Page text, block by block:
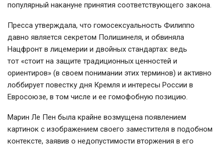
популярный накануне принятия соответствующего закона.
Пресса утверждала, что гомосексуальность Филиппо
давно является секретом Полишинеля, и обвиняла
Нацфронт в лицемерии и двойных стандартах: ведь
тот «стоит на защите традиционных ценностей и
ориентиров» (в своем понимании этих терминов) и активно
лоббирует повестку дня Кремля и интересы России в
Евросоюзе, в том числе и ее гомофобную позицию.
Марин Ле Пен была крайне возмущена появлением
картинок с изображением своего заместителя в подобном
контексте, заявив о недопустимости вторжения в его